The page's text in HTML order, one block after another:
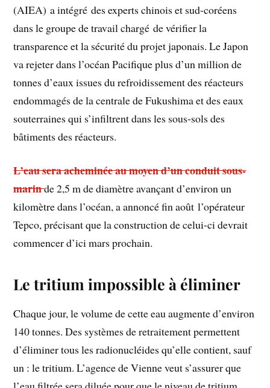
(AIEA) a intégré des experts chinois et sud-coréens
dans le groupe de travail chargé de vérifier la
transparence et la sécurité du projet japonais. Le Japon
va rejeter dans l’océan Pacifique plus d’un million de
tonnes d’eaux issues du refroidissement des réacteurs
endommagés de la centrale de Fukushima et des eaux
souterraines qui s’infiltrent dans les sous-sols des
bâtiments des réacteurs.
L’eau sera acheminée au moyen d’un conduit sous-
marinde 2,5 m de diamètre avançant d’environ un
kilomètre dans l’océan, a annoncé fin août l’opérateur
Tepco, précisant que la construction de celui-ci devrait
commencer d’ici mars prochain.
Le tritium impossible à éliminer
Chaque jour, le volume de cette eau augmente d’environ
140 tonnes. Des systèmes de retraitement permettent
d’éliminer tous les radionucléides qu’elle contient, sauf
un : le tritium. L’agence de Vienne veut s’assurer que